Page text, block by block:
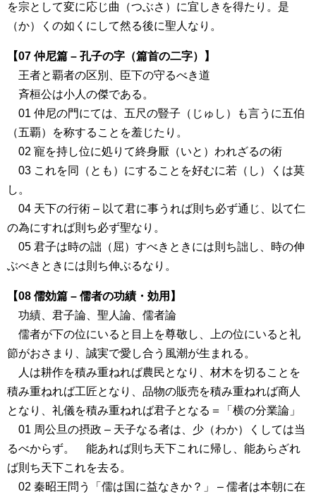
を宗として変に応じ曲（つぶさ）に宜しきを得たり。是
（か）くの如くにして然る後に聖人なり。
【07 仲尼篇 – 孔子の字（篇首の二字）】
王者と覇者の区別、臣下の守るべき道
斉桓公は小人の傑である。
01 仲尼の門にては、五尺の豎子（じゅし）も言うに五伯
（五覇）を称することを羞じたり。
02 寵を持し位に処りて終身厭（いと）われざるの術
03 これを同（とも）にすることを好むに若（し）くは莫
し。
04 天下の行術 – 以て君に事うれば則ち必ず通じ、以て仁
の為にすれば則ち必ず聖なり。
05 君子は時の詘（屈）すべきときには則ち詘し、時の伸
ぶべきときには則ち伸ぶるなり。
【08 儒効篇 – 儒者の功績・効用】
功績、君子論、聖人論、儒者論
儒者が下の位にいると目上を尊敬し、上の位にいると礼
節がおさまり、誠実で愛し合う風潮が生まれる。
人は耕作を積み重ねれば農民となり、材木を切ることを
積み重ねれば工匠となり、品物の販売を積み重ねれば商人
となり、礼儀を積み重ねれば君子となる＝「横の分業論」
01 周公旦の摂政 – 天子なる者は、少（わか）くしては当
るべからず。 能あれば則ち天下これに帰し、能あらざれ
ば則ち天下これを去る。
02 秦昭王問う「儒は国に益なきか？」 – 儒者は本朝に在